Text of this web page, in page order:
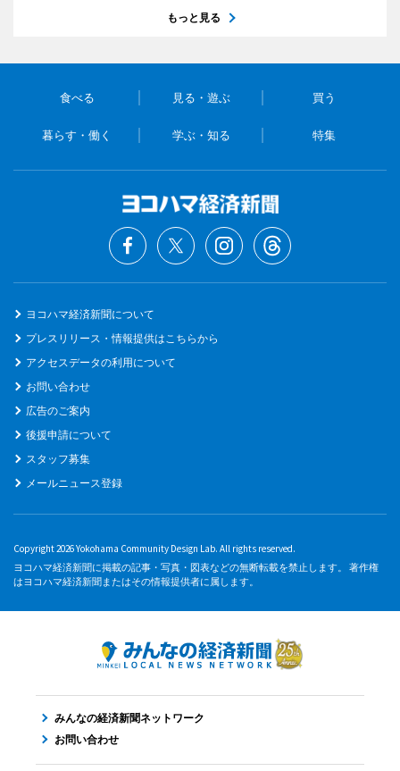
もっと見る
食べる 見る・遊ぶ 買う
暮らす・働く 学ぶ・知る 特集
ヨコハマ経済新聞について
プレスリリース・情報提供はこちらから
アクセスデータの利用について
お問い合わせ
広告のご案内
後援申請について
スタッフ募集
メールニュース登録
Copyright 2026 Yokohama Community Design Lab. All rights reserved.
ヨコハマ経済新聞に掲載の記事・写真・図表などの無断転載を禁止します。 著作権
はヨコハマ経済新聞またはその情報提供者に属します。
みんなの経済新聞ネットワーク
お問い合わせ